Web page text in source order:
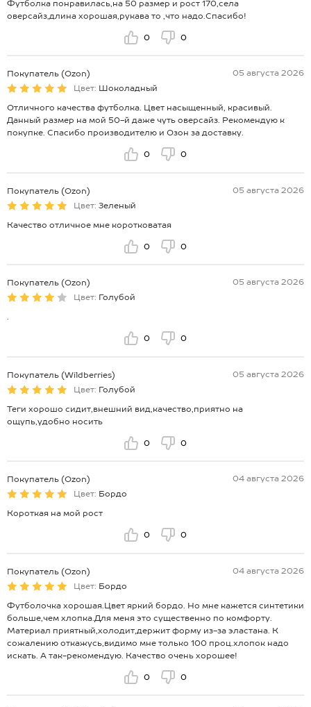
Футболка понравилась,на 50 размер и рост 170,села
оверсайз,длина хорошая,рукава то ,что надо.Спасибо!
0 0
Покупатель (Ozon)
05 августа 2026
Цвет: Шоколадный
Отличного качества футболка. Цвет насыщенный, красивый.
Данный размер на мой 50-й даже чуть оверсайз. Рекомендую к
покупке. Спасибо производителю и Озон за доставку.
0 0
Покупатель (Ozon)
05 августа 2026
Цвет: Зеленый
Качество отличное мне коротковатая
0 0
Покупатель (Ozon)
05 августа 2026
Цвет: Голубой
.
0 0
Покупатель (Wildberries)
05 августа 2026
Цвет: Голубой
Теги хорошо сидит,внешний вид,качество,приятно на
ощупь,удобно носить
0 0
Покупатель (Ozon)
04 августа 2026
Цвет: Бордо
Короткая на мой рост
0 0
Покупатель (Ozon)
04 августа 2026
Цвет: Бордо
Футболочка хорошая.Цвет яркий бордо. Но мне кажется синтетики
больше,чем хлопка.Для меня это существенно по комфорту.
Материал приятный,холодит,держит форму из-за эластана. К
сожалению откажусь,видимо мне только 100 проц.хлопок надо
искать. А так-рекомендую. Качество очень хорошее!
0 0